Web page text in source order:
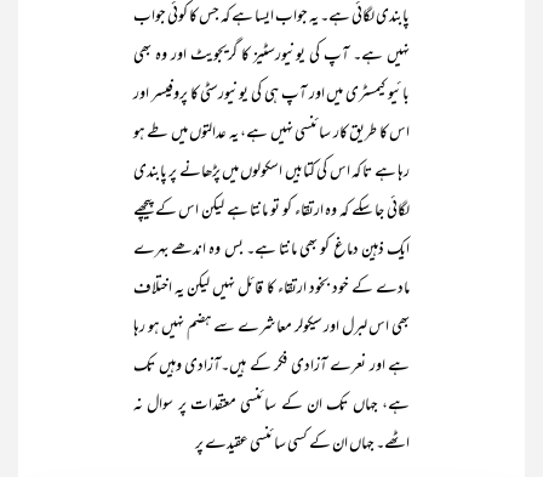
پابندی لگائی ہے۔ یہ جواب ایسا ہے کہ جس کا کوئی جواب
نہیں ہے۔ آپ کی یونیورسٹیز کا گریجویٹ اور وہ بھی
بائیو کیمسٹری میں اور آپ ہی کی یونیورسٹی کا پروفیسر اور
اس کا طریق کار سائنسی نہیں ہے، یہ عدالتوں میں طے ہو
رہا ہے تا کہ اس کی کتابیں اسکولوں میں پڑھانے پر پابندی
لگائی جا سکے کہ وہ ارتقاء کو تو مانتا ہے لیکن اس کے پیچھے
ایک ذہین دماغ کو بھی مانتا ہے۔ بس وہ اندھے بہرے
مادے کے خود بخود ارتقاء کا قائل نہیں لیکن یہ اختلاف
بھی اس لبرل اور سیکولر معاشرے سے ہضم نہیں ہو رہا
ہے اور نعرے آزادی فکر کے ہیں۔آزادی وہیں تک
ہے، جہاں تک ان کے سائنسی معتقدات پر سوال نہ
اٹھے۔ جہاں ان کے کسی سائنسی عقیدے پر